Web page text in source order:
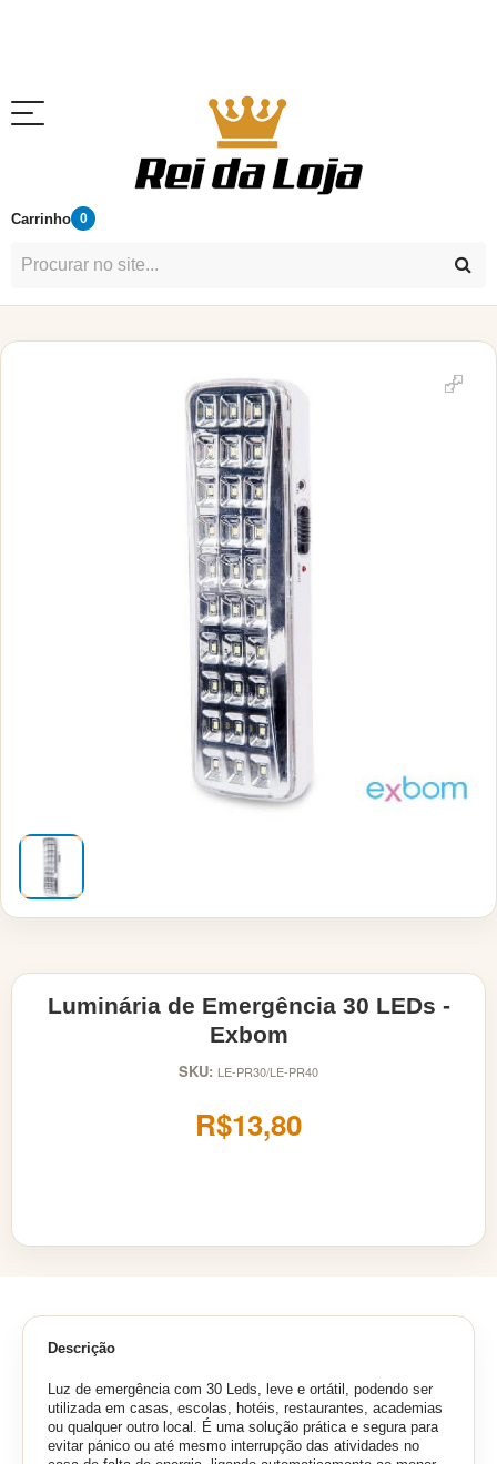
Carrinho 0
Luminária de Emergência 30 LEDs -
Exbom
SKU: LE-PR30/LE-PR40
R$13,80
Descrição
Luz de emergência com 30 Leds, leve e ortátil, podendo ser
utilizada em casas, escolas, hotéis, restaurantes, academias
ou qualquer outro local. É uma solução prática e segura para
evitar pánico ou até mesmo interrupção das atividades no